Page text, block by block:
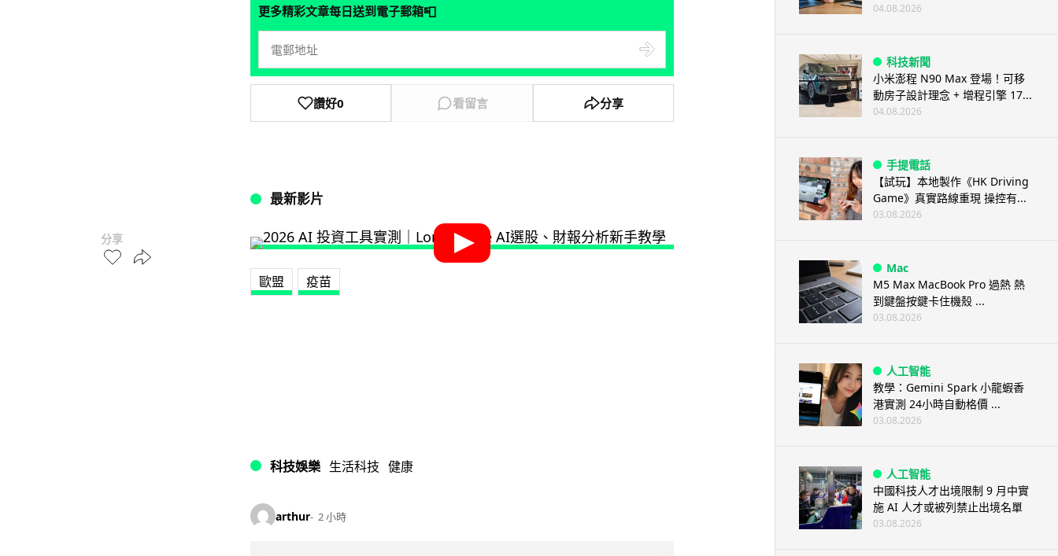
分享
更多精彩文章每日送到電子郵箱📮
讚好0 看留言 分享
最新影片
歐盟 疫苗
科技娛樂 生活科技 健康
arthur 2 小時
04.08.2026
科技新聞
小米澎程 N90 Max 登場！可移
動房子設計理念 + 增程引擎 17...
04.08.2026
手提電話
【試玩】本地製作《HK Driving
Game》真實路線重現 操控有...
03.08.2026
Mac
M5 Max MacBook Pro 過熱 熱
到鍵盤按鍵卡住機殼 ...
03.08.2026
人工智能
教學：Gemini Spark 小龍蝦香
港實測 24小時自動格價 ...
03.08.2026
人工智能
中國科技人才出境限制 9 月中實
施 AI 人才或被列禁止出境名單
03.08.2026